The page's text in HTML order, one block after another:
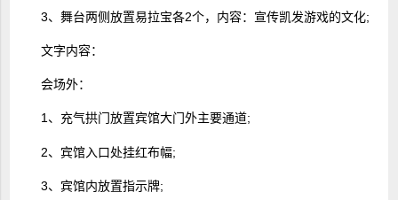
3、舞台两侧放置易拉宝各2个，内容：宣传凯发游戏的文化;
文字内容：
会场外：
1、充气拱门放置宾馆大门外主要通道;
2、宾馆入口处挂红布幅;
3、宾馆内放置指示牌;